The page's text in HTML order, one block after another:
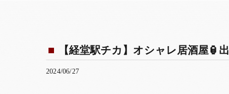
【経堂駅チカ】オシャレ居酒屋🏮
2024/06/27